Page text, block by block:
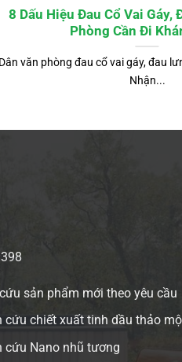
8 Dấu Hiệu Đau Cổ Vai Gáy,
Phòng Cần Đi
Dân văn phòng đau cổ vai gáy, đau
Nhận...
sản phẩm mới theo yêu cầu
cứu chiết xuất tinh dầu thảo
cứu Nano nhũ tương